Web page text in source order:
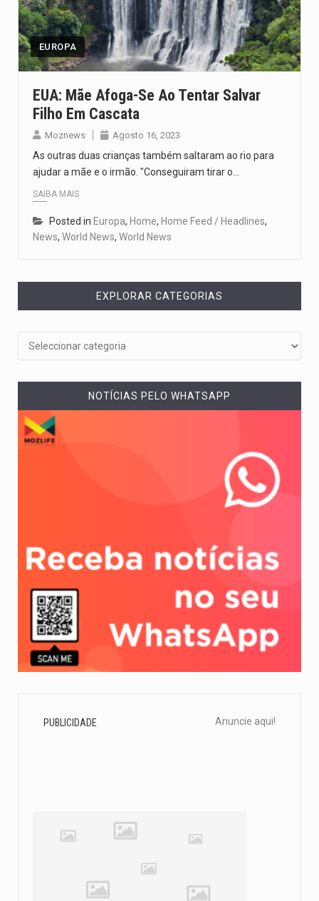
O pagamento marca o desfecho de um dos processos mais…
O programa, cuja implementação está prevista entre abril de 2026…
EUROPA
EUA: Mãe Afoga-Se Ao Tentar Salvar
Filho Em Cascata
Moznews Agosto 16, 2023
As outras duas crianças também saltaram ao rio para
ajudar a mãe e o irmão. "Conseguiram tirar o…
SAIBA MAIS
Posted in Europa, Home, Home Feed / Headlines,
News, World News, World News
EXPLORAR CATEGORIAS
NOTÍCIAS PELO WHATSAPP
PUBLICIDADE Anuncie aqui!